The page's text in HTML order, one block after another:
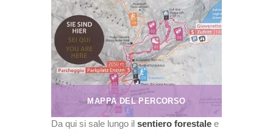
MAPPA DEL PERCORSO
Da qui si sale lungo il sentiero forestale e